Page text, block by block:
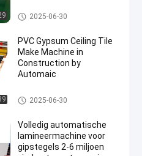
Aluminiumfilm
Volledig Automatische Lamin
eringsmachine
2025-06-30
PVC Gypsum Ceiling Tile
Make Machine in
Construction by
Automaic
Volledig Automatische Lamin
eringsmachine
2025-06-30
Volledig automatische
lamineermachine voor
gipstegels 2-6 miljoen